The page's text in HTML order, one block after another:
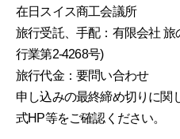
在日スイス商工会議所
旅行受託、手配：有限会社
行業第2-4268号)
旅行代金：要問い合わせ
申し込みの最終締め切りに関
式HP等をご確認ください。